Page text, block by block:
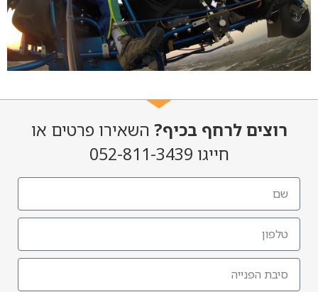
רוצים לרחף בכיף? השאירו פרטים או
חייגו 052-811-3439